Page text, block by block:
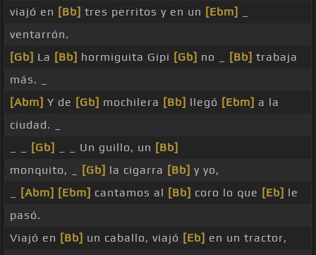
viajó en [Bb] tres perritos y en un [Ebm]
ventarrón.
[Gb] La [Bb] hormiguita Gipi [Gb] no _ [Bb] trabaja
más. _
[Abm] Y de [Gb] mochilera [Bb] llegó [Ebm] a la
ciudad. _
[Gb] _ _ Un guillo, un [Bb]
monquito, _
[Gb] la cigarra [Bb] y yo,
[Abm] [Ebm] cantamos al [Bb] coro lo que [Eb] le
pasó.
Viajó en [Bb] un caballo, viajó [Eb] en un tractor,